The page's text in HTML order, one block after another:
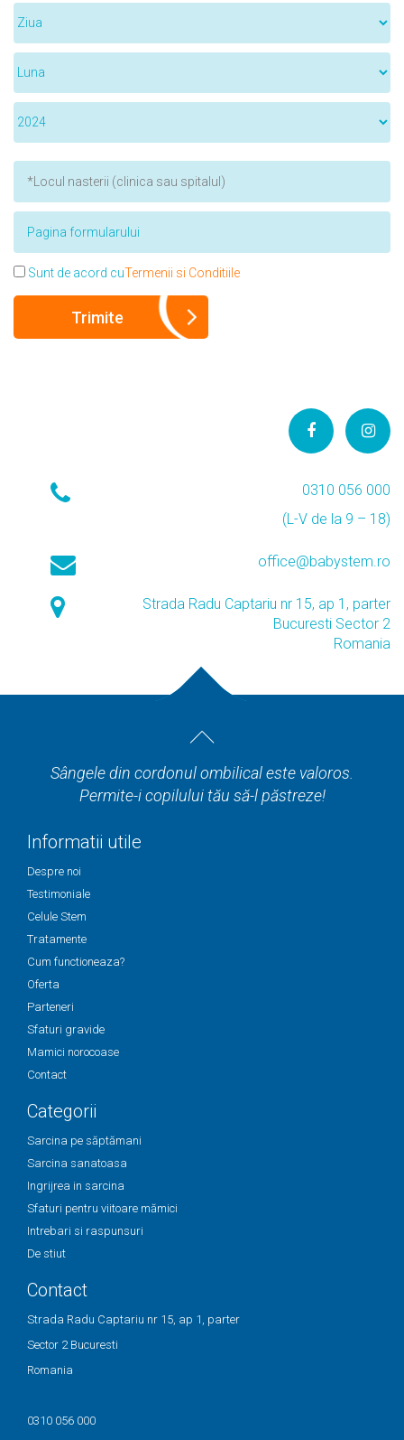
Sunt de acord cuTermenii si Conditiile
0310 056 000
(L-V de la 9 – 18)
office@babystem.ro
Strada Radu Captariu nr 15, ap 1, parter
Bucuresti Sector 2
Romania
Sângele din cordonul ombilical este valoros.
Permite-i copilului tău să-l păstreze!
Informatii utile
Despre noi
Testimoniale
Celule Stem
Tratamente
Cum functioneaza?
Oferta
Parteneri
Sfaturi gravide
Mamici norocoase
Contact
Categorii
Sarcina pe săptămani
Sarcina sanatoasa
Ingrijrea in sarcina
Sfaturi pentru viitoare mămici
Intrebari si raspunsuri
De stiut
Contact
Strada Radu Captariu nr 15, ap 1, parter
Sector 2 Bucuresti
Romania
0310 056 000